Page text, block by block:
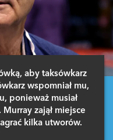
aby taksówkarz
wspomniał mu,
ponieważ musiał
zajął miejsce
kilka utworów.